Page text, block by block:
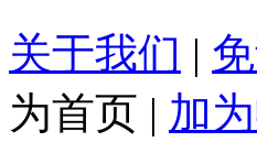
关于我们 |
为首页 | 加